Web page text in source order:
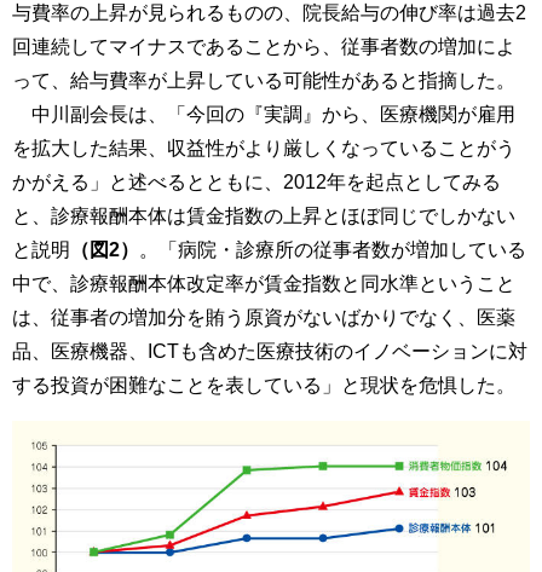
与費率の上昇が見られるものの、院長給与の伸び率は過去2
回連続してマイナスであることから、従事者数の増加によ
って、給与費率が上昇している可能性があると指摘した。
中川副会長は、「今回の『実調』から、医療機関が雇用
を拡大した結果、収益性がより厳しくなっていることがう
かがえる」と述べるとともに、2012年を起点としてみる
と、診療報酬本体は賃金指数の上昇とほぼ同じでしかない
と説明
（図2）
。「病院・診療所の従事者数が増加している
中で、診療報酬本体改定率が賃金指数と同水準ということ
は、従事者の増加分を賄う原資がないばかりでなく、医薬
品、医療機器、ICTも含めた医療技術のイノベーションに対
する投資が困難なことを表している」と現状を危惧した。